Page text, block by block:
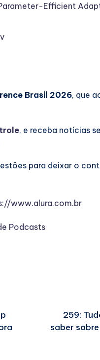
Efficient
Brasil 2026, que
, e receba notícias
para deixar o
www.alura.com.br⁠⁠
Podcasts
259:
saber